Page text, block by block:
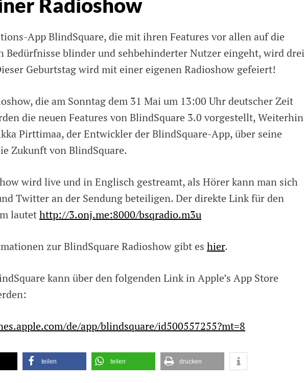
Radioshow
App BlindSquare, die mit ihren Features vor allen auf die
Bedürfnisse blinder und sehbehinderter Nutzer eingeht, wird drei
Geburtstag wird mit einer eigenen Radioshow gefeiert!
die am Sonntag dem 31 Mai um 13:00 Uhr deutscher Zeit
die neuen Features von BlindSquare 3.0 vorgestellt, Weiterhin
Pirttimaa, der Entwickler der BlindSquare-App, über seine
Zukunft von BlindSquare.
wird live und in Englisch gestreamt, als Hörer kann man sich
Twitter an der Sendung beteiligen. Der direkte Link für den
lautethttp://3.onj.me:8000/bsqradio.m3u
zur BlindSquare Radioshow gibt es hier.
kann über den folgenden Link in Apple’s App Store
de/app/blindsquare/id500557255?mt=8
teilen teilen drucken